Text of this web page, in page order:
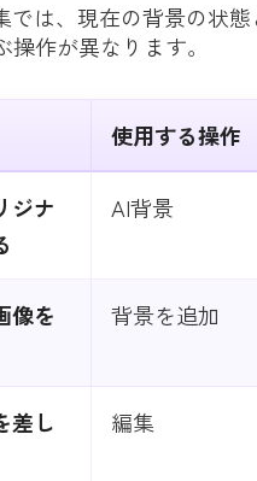
では、現在の背景の状
作が異なります。
使用する操作
ジナ
AI背景
像を
背景を追加
差し
編集